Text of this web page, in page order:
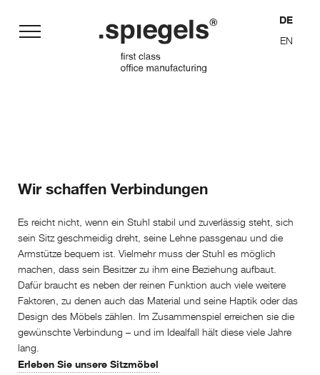
Funktion
Chronik
Konferenz
DE
EN
Wir schaffen Verbindungen
Es reicht nicht, wenn ein Stuhl stabil und zuverlässig steht, sich
sein Sitz geschmeidig dreht, seine Lehne passgenau und die
Armstütze bequem ist. Vielmehr muss der Stuhl es möglich
machen, dass sein Besitzer zu ihm eine Beziehung aufbaut.
Dafür braucht es neben der reinen Funktion auch viele weitere
Faktoren, zu denen auch das Material und seine Haptik oder das
Design des Möbels zählen. Im Zusammenspiel erreichen sie die
gewünschte Verbindung – und im Idealfall hält diese viele Jahre
lang.
Erleben Sie unsere Sitzmöbel